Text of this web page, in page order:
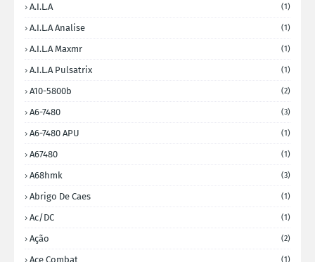
A.I.L.A (1)
A.I.L.A Analise (1)
A.I.L.A Maxmr (1)
A.I.L.A Pulsatrix (1)
A10-5800b (2)
A6-7480 (3)
A6-7480 APU (1)
A67480 (1)
A68hmk (3)
Abrigo De Caes (1)
Ac/DC (1)
Ação (2)
Ace Combat (1)